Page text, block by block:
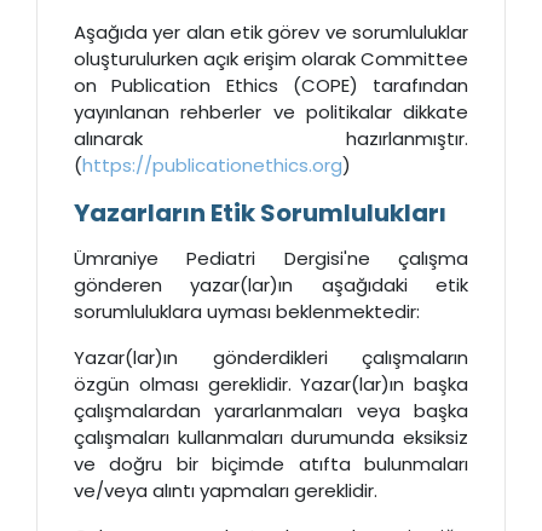
Aşağıda yer alan etik görev ve sorumluluklar
oluşturulurken açık erişim olarak Committee
on Publication Ethics (COPE) tarafından
yayınlanan rehberler ve politikalar dikkate
alınarak hazırlanmıştır.
(https://publicationethics.org)
Yazarların Etik Sorumlulukları
Ümraniye Pediatri Dergisi'ne çalışma
gönderen yazar(lar)ın aşağıdaki etik
sorumluluklara uyması beklenmektedir:
Yazar(lar)ın gönderdikleri çalışmaların
özgün olması gereklidir. Yazar(lar)ın başka
çalışmalardan yararlanmaları veya başka
çalışmaları kullanmaları durumunda eksiksiz
ve doğru bir biçimde atıfta bulunmaları
ve/veya alıntı yapmaları gereklidir.